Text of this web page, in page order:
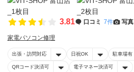
3.81 口コミ 7件 写真
家電パソコン修理
出張・訪問対応 日祝OK 駐車場有
QRコード決済可 電子マネー決済可